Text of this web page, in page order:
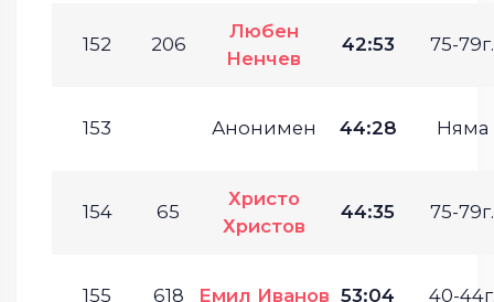
152 206
Любен
Ненчев
42:53 75-79г.
153 Анонимен 44:28 Няма
154 65
Христо
Христов
44:35 75-79г.
155 618 Емил Иванов 53:04 40-